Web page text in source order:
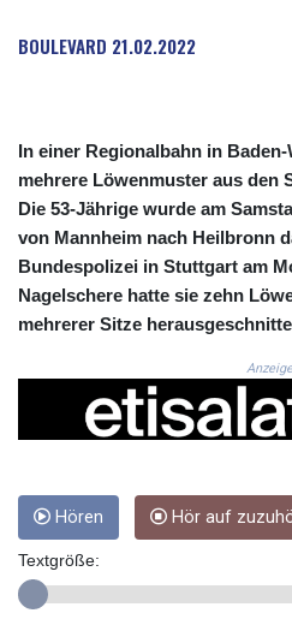
DKK
DOP
DZD
EGP
ERN
ETB
FJD
GBP
GEL
GGP
GNF
GYD
BOULEVARD 21.02.2022
In einer Regionalbahn in
mehrere Löwenmuster aus den
Die 53-Jährige wurde am
von Mannheim nach Heilbronn
Bundespolizei in Stuttgart am
Nagelschere hatte sie zehn
mehrerer Sitze
Anzeige
Hören Hör auf
Textgröße: